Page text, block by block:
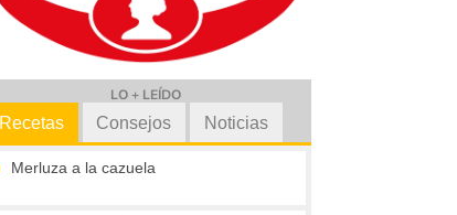
LO + LEÍDO
Recetas
Merluza a la cazuela
Consejos Noticias